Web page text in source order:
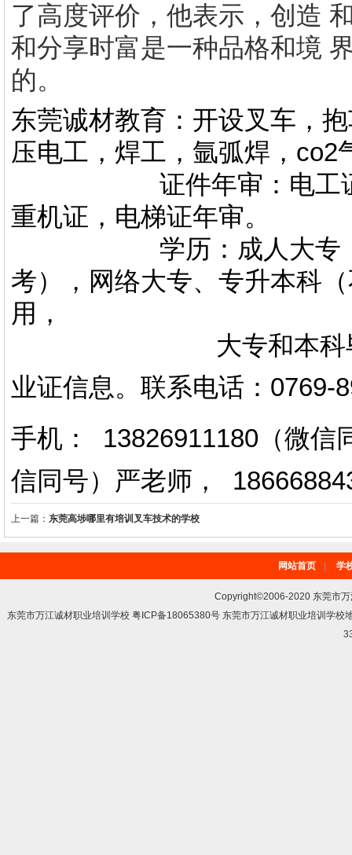
了高度评价，他表示，创造
和分享时富是一种品格和境
的。
东莞诚材教育：开设叉车，
压电工，焊工，氩弧焊，co2
证件年审：电工证，
重机证，电梯证年审。
学历：成人大专，专
考），网络大专、专升本科
用，
大专和本科毕业证
业证信息。 联系电话 ： 0769-
手机： 13826911180（微信
信同号）严老师 ，
上一篇： 东莞高埗哪里有培训叉车技术的学校
网站首页 学
Copyright©2006-2020 东莞市
东莞市万江诚材职业培训学校 粤ICP备18065380号 东莞市万江诚材职业培训学